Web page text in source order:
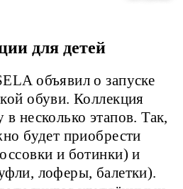
для детей
объявил о запуске
обуви. Коллекция
несколько этапов. Так,
будет приобрести
и ботинки) и
лоферы, балетки).